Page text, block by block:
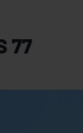
77